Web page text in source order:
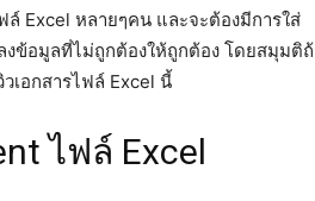
Excel หลายๆคน และจะต้องมีการใส่
งข้อมูลที่ไม่ถูกต้องให้ถูกต้อง โดยสมุมติ
เอกสารไฟล์ Excel นี้
ไฟล์ Excel